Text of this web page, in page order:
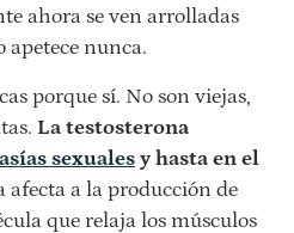
ahora se ven arrolladas
apetece nunca.
porque sí. No son viejas,
La testosterona
sexualesy hasta en el
afecta a la producción de
que relaja los músculos